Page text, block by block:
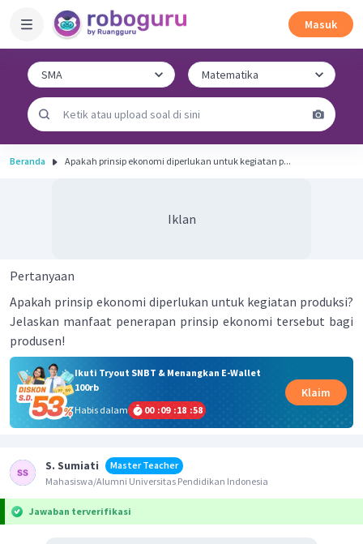
Masuk
Beranda Apakah prinsip ekonomi diperlukan untuk kegiatan p...
Iklan
Pertanyaan
Apakah prinsip ekonomi diperlukan untuk kegiatan produksi?
Jelaskan manfaat penerapan prinsip ekonomi tersebut bagi
produsen!
Ikuti Tryout SNBT & Menangkan E-Wallet
100rb
Habis dalam
00 :09 :18 :57
Klaim
S. Sumiati
Master Teacher
Mahasiswa/Alumni Universitas Pendidikan Indonesia
Jawaban terverifikasi